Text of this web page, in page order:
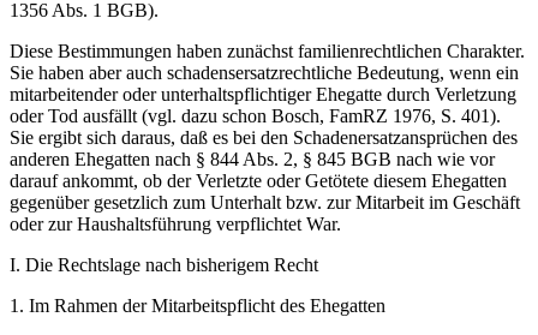
1356 Abs. 1 BGB).
Diese Bestimmungen haben zunächst familienrechtlichen Charakter.
Sie haben aber auch schadensersatzrechtliche Bedeutung, wenn ein
mitarbeitender oder unterhaltspflichtiger Ehegatte durch Verletzung
oder Tod ausfällt (vgl. dazu schon Bosch, FamRZ 1976, S. 401).
Sie ergibt sich daraus, daß es bei den Schadenersatzansprüchen des
anderen Ehegatten nach § 844 Abs. 2, § 845 BGB nach wie vor
darauf ankommt, ob der Verletzte oder Getötete diesem Ehegatten
gegenüber gesetzlich zum Unterhalt bzw. zur Mitarbeit im Geschäft
oder zur Haushaltsführung verpflichtet War.
I. Die Rechtslage nach bisherigem Recht
1. Im Rahmen der Mitarbeitspflicht des Ehegatten